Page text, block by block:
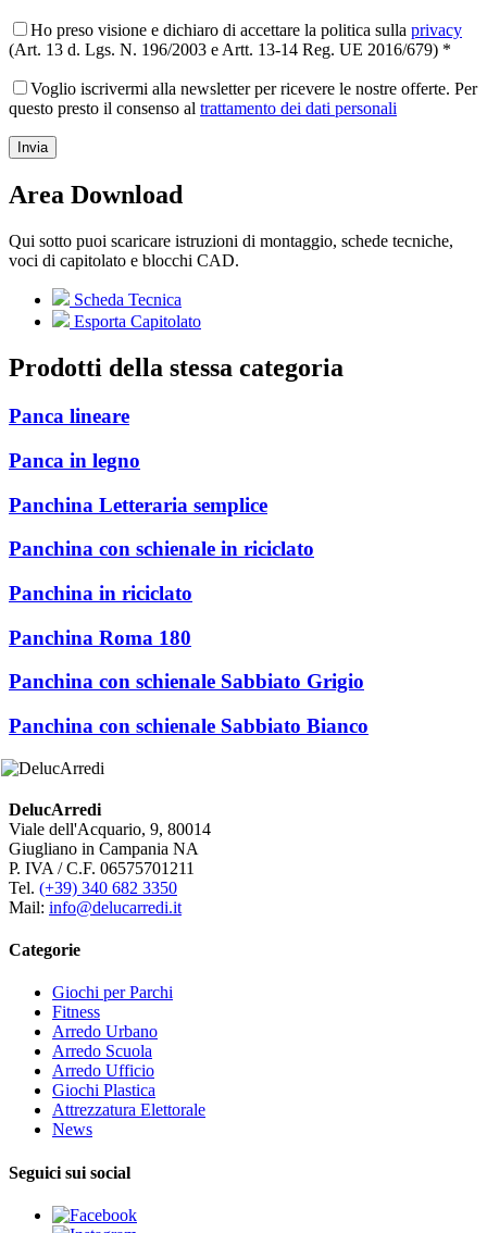
Ho preso visione e dichiaro di accettare la politica sulla privacy
(Art. 13 d. Lgs. N. 196/2003 e Artt. 13-14 Reg. UE 2016/679) *
Voglio iscrivermi alla newsletter per ricevere le nostre offerte. Per
questo presto il consenso al trattamento dei dati personali
Area Download
Qui sotto puoi scaricare istruzioni di montaggio, schede tecniche,
voci di capitolato e blocchi CAD.
Scheda Tecnica
Esporta Capitolato
Prodotti della stessa categoria
Panca lineare
Panca in legno
Panchina Letteraria semplice
Panchina con schienale in riciclato
Panchina in riciclato
Panchina Roma 180
Panchina con schienale Sabbiato Grigio
Panchina con schienale Sabbiato Bianco
DelucArredi
Viale dell'Acquario, 9, 80014
Giugliano in Campania NA
P. IVA / C.F. 06575701211
Tel. (+39) 340 682 3350
Mail: info@delucarredi.it
Categorie
Giochi per Parchi
Fitness
Arredo Urbano
Arredo Scuola
Arredo Ufficio
Giochi Plastica
Attrezzatura Elettorale
News
Seguici sui social